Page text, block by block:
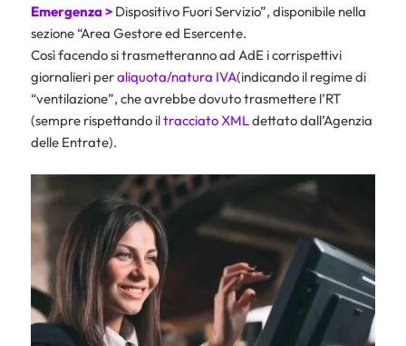
Emergenza >Dispositivo Fuori Servizio”, disponibile nella
sezione “Area Gestore ed Esercente.
Così facendo si trasmetteranno ad AdE i corrispettivi
giornalieri peraliquota/natura IVA(indicando il regime di
“ventilazione”, che avrebbe dovuto trasmettere l’RT
(sempre rispettando iltracciato XMLdettato dall’Agenzia
delle Entrate).